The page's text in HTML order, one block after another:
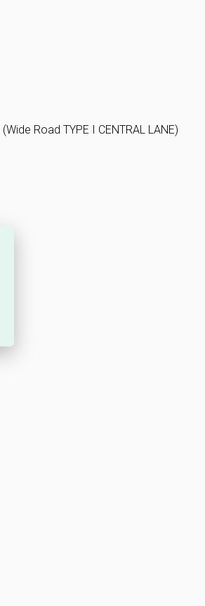
Road TYPE I CENTRAL LANE)